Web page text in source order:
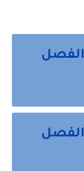
الفصل
الفصل